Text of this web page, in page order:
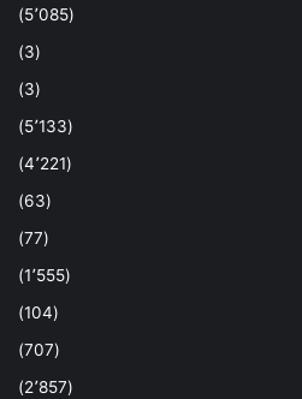
(5٬085)
(3)
(3)
(5٬133)
(4٬221)
(63)
(77)
(1٬555)
(104)
(707)
(2٬857)